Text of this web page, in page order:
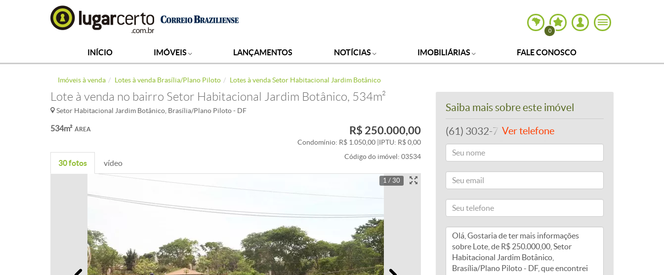
0
INÍCIO IMÓVEIS LANÇAMENTOS NOTÍCIAS IMOBILIÁRIAS FALE CONOSCO
Imóveis à venda Lotes à venda Brasília/Plano Piloto Lotes à venda Setor Habitacional Jardim Botânico
Lote à venda no bairro Setor Habitacional Jardim Botânico, 534m²
Setor Habitacional Jardim Botânico, Brasília/Plano Piloto - DF
ÁREA
534m² R$ 250.000,00
Condomínio: R$ 1.050,00 IPTU: R$ 0,00
30 fotos vídeo
Código do imóvel: 03534
1 / 30
Anterior
Saiba mais sobre este imóvel
(61) 3032-7700Ver telefone